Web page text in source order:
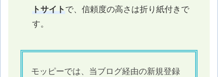
トサイト で、信頼度の高さは折り紙付きで
す。
モッピーでは、当ブログ経由の新規登録